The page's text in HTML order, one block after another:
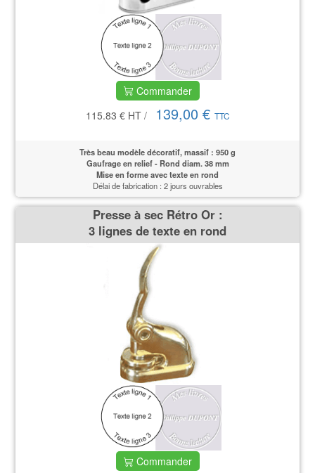
Commander
115.83 € HT/ 139,00 € TTC
Très beau modèle décoratif, massif : 950 g
Gaufrage en relief - Rond diam. 38 mm
Mise en forme avec texte en rond
Délai de fabrication : 2 jours ouvrables
Presse à sec Rétro Or :
3 lignes de texte en rond
Commander